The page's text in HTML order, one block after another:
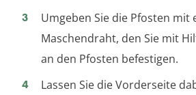
Umgeben Sie die Pfosten mit
Maschendraht, den Sie mit
an den Pfosten befestigen.
Lassen Sie die Vorderseite